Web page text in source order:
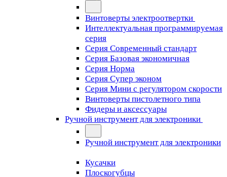
Винтоверты электроотвертки
Интеллектуальная программируемая
серия
Серия Современный стандарт
Серия Базовая экономичная
Серия Норма
Серия Cупер эконом
Серия Мини с регулятором скорости
Винтоверты пистолетного типа
Фидеры и аксессуары
Ручной инструмент для электроники
Ручной инструмент для электроники
Кусачки
Плоскогубцы